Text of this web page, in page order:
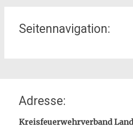
Seitennavigation:
Organisation
Adresse:
Kreisfeuerwehrverband